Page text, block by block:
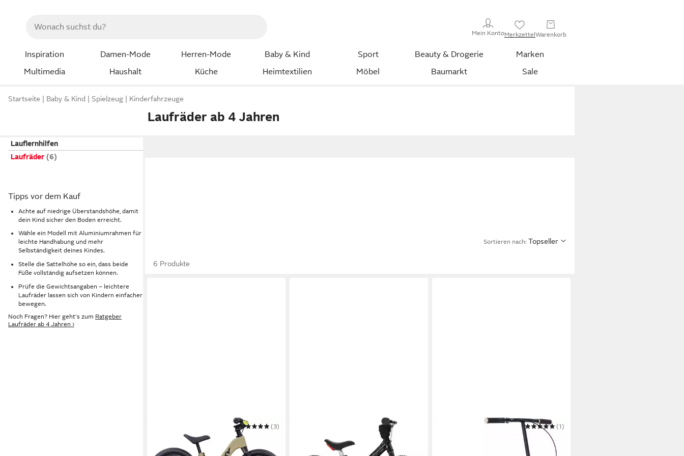
Mein KontoMerkzettelWarenkorb
Inspiration Damen-Mode Herren-Mode Baby & Kind Sport Beauty & Drogerie
Marken
Multimedia
Haushalt Küche Heimtextilien Möbel Baumarkt Sale
Startseite Baby & Kind Spielzeug Kinderfahrzeuge
Laufräder ab 4 Jahren
Lauflernhilfen
Laufräder
Tipps vor dem Kauf
Achte auf niedrige Überstandshöhe, damit
dein Kind sicher den Boden erreicht.
Wähle ein Modell mit Aluminiumrahmen für
leichte Handhabung und mehr
Selbständigkeit deines Kindes.
Stelle die Sattelhöhe so ein, dass beide
Füße vollständig aufsetzen können.
Prüfe die Gewichtsangaben – leichtere
Laufräder lassen sich von Kindern einfacher
bewegen.
Noch Fragen? Hier geht's zum Ratgeber
Laufräder ab 4 Jahren ›
Sortieren nach: Topseller
6 Produkte
Laufrad PUKY NEXT 14
(3)
162,99 €
Laufrad LR TRAIL PRO
299,99 €
(1)